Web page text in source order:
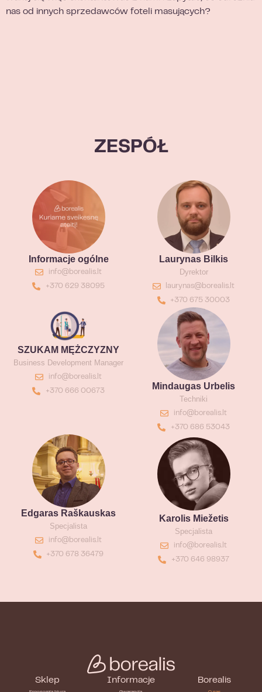
nas od innych sprzedawców foteli masujących?
ZESPÓŁ
Informacje ogólne
info@borealis.lt
+370 629 38095
Laurynas Bilkis
Dyrektor
laurynas@borealis.lt
+370 675 30003
SZUKAM MĘŻCZYZNY
Business Development Manager
info@borealis.lt
+370 666 00673
Mindaugas Urbelis
Techniki
info@borealis.lt
+370 686 53043
Edgaras Raškauskas
Specjalista
info@borealis.lt
+370 678 36479
Karolis Miežetis
Specjalista
info@borealis.lt
+370 646 98937
Sklep Informacje Borealis